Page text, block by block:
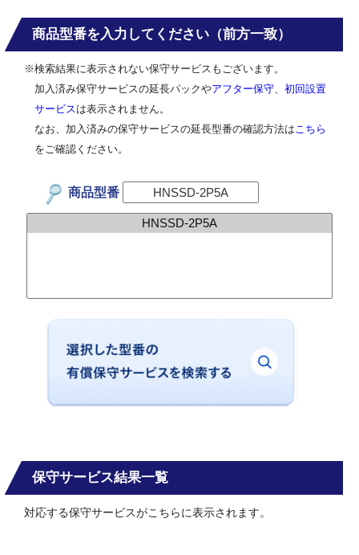
商品型番を入力してください（前方一致）
※検索結果に表示されない保守サービスもございます。
加入済み保守サービスの延長パックやアフター保守
初回設置
サービス は表示されません。
なお、加入済みの保守サービスの延長型番の確認方法は こちら
をご確認ください。
商品型番
保守サービス結果一覧
対応する保守サービスがこちらに表示されます。